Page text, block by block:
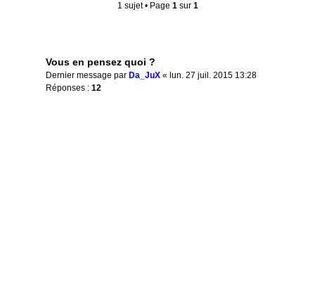
1 sujet • Page 1sur 1
Vous en pensez quoi ?
Dernier message par Da_JuX « lun. 27 juil. 2015 13:28
Réponses : 12